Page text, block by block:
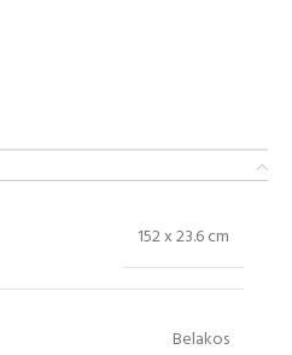
152 x 23.6 cm
Belakos